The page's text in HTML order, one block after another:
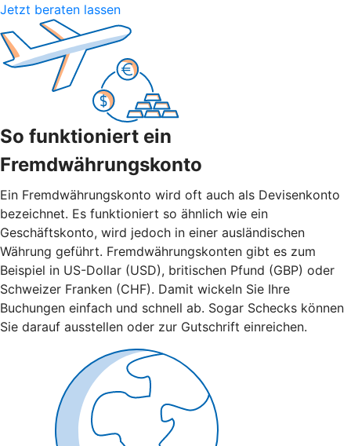
Jetzt beraten lassen
So funktioniert ein
Fremdwährungskonto
Ein Fremdwährungskonto wird oft auch als Devisenkonto
bezeichnet. Es funktioniert so ähnlich wie ein
Geschäftskonto, wird jedoch in einer ausländischen
Währung geführt. Fremdwährungskonten gibt es zum
Beispiel in US-Dollar (USD), britischen Pfund (GBP) oder
Schweizer Franken (CHF). Damit wickeln Sie Ihre
Buchungen einfach und schnell ab. Sogar Schecks können
Sie darauf ausstellen oder zur Gutschrift einreichen.